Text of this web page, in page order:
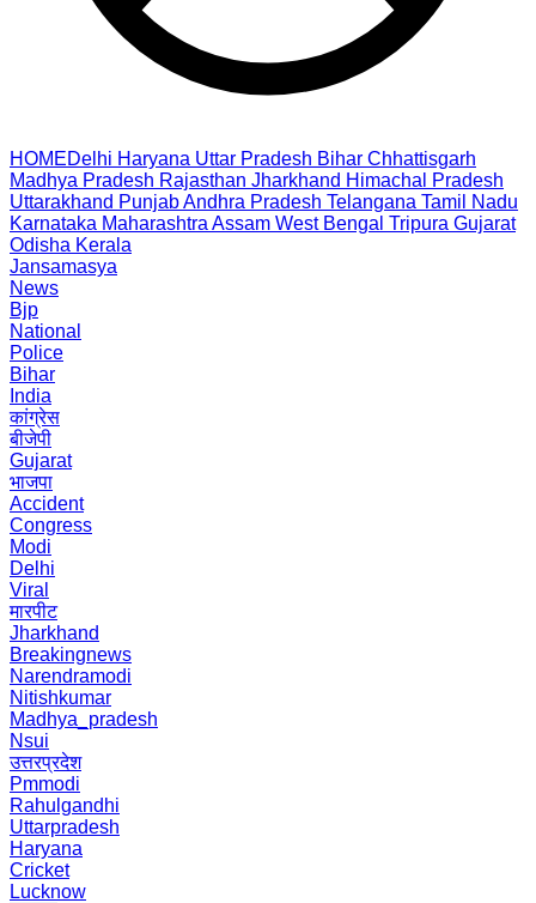
HOMEDelhi Haryana Uttar Pradesh Bihar Chhattisgarh
Madhya Pradesh Rajasthan Jharkhand Himachal Pradesh
Uttarakhand PunjabAndhra Pradesh Telangana Tamil Nadu
Karnataka Maharashtra Assam West Bengal Tripura Gujarat
Odisha Kerala
Jansamasya
News
Bjp
National
Police
Bihar
India
कांग्रेस
बीजेपी
Gujarat
भाजपा
Accident
Congress
Modi
Delhi
Viral
मारपीट
Jharkhand
Breakingnews
Narendramodi
Nitishkumar
Madhya_pradesh
Nsui
उत्तरप्रदेश
Pmmodi
Rahulgandhi
Uttarpradesh
Haryana
Cricket
Lucknow